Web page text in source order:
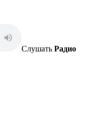
Слушать Радио